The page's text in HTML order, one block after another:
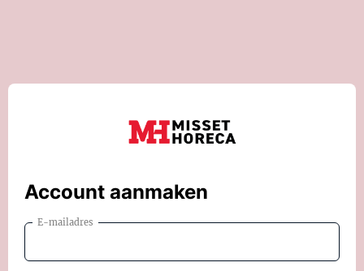
Account aanmaken
E-mailadres